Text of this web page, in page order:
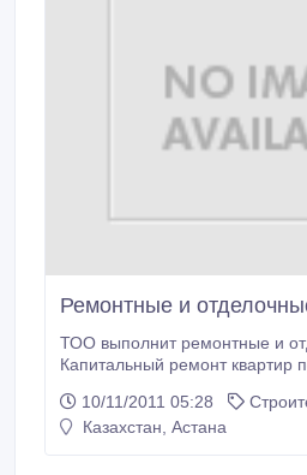
Ремонтные и
ТОО выполнит ремонтные и
Капитальный ремонт квартир под ключ.
10/11/2011 05:28
Казахстан, Астана